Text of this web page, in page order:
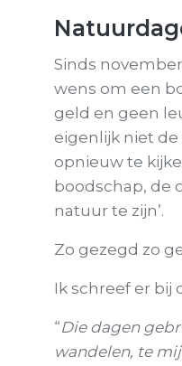
Sinds
wens om een
geld en geen
eigenlijk niet
opnieuw te
boodschap, de
natuur te zijn’.
Zo gezegd zo
Ik schreef er bij
“Die dagen
wandelen, te